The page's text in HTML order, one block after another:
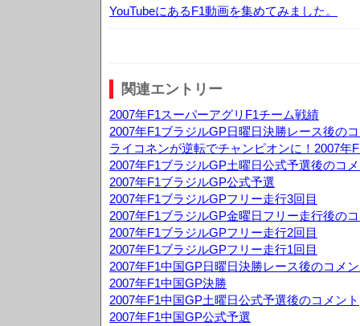
YouTubeにあるF1動画を集めてみました。
関連エントリー
2007年F1スーパーアグリF1チーム戦績
2007年F1ブラジルGP日曜日決勝レース後の
ライコネンが逆転でチャンピオンに！2007年
2007年F1ブラジルGP土曜日公式予選後のコ
2007年F1ブラジルGP公式予選
2007年F1ブラジルGPフリー走行3回目
2007年F1ブラジルGP金曜日フリー走行後の
2007年F1ブラジルGPフリー走行2回目
2007年F1ブラジルGPフリー走行1回目
2007年F1中国GP日曜日決勝レース後のコメ
2007年F1中国GP決勝
2007年F1中国GP土曜日公式予選後のコメント
2007年F1中国GP公式予選